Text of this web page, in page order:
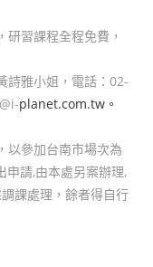
習課程全程免費，
詩雅小姐，電話：02-
planet.com.tw。
以參加台南市場次為
申請,由本處另案辦理,
課處理，餘者得自行